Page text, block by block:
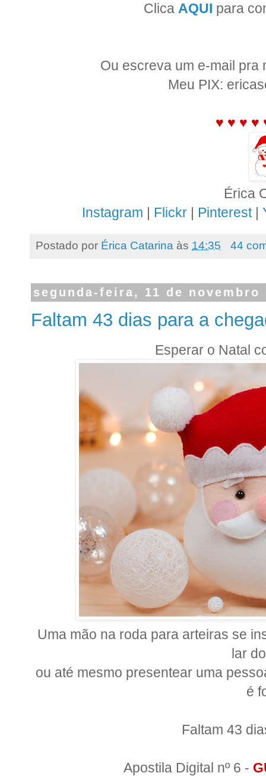
Clica AQUI para
Ou escreva um e-mail pra
Meu PIX:
♥ ♥ ♥ ♥
Érica
Instagram | Flickr | Pinterest|
Postado por Érica Catarina às 14:35 44
segunda-feira, 11 de novembro
Faltam 43 dias para a
Esperar o Natal
Uma mão na roda para arteiras se
lar
ou até mesmo presentear uma
é
Faltam 43
Apostila Digital nº 6 -